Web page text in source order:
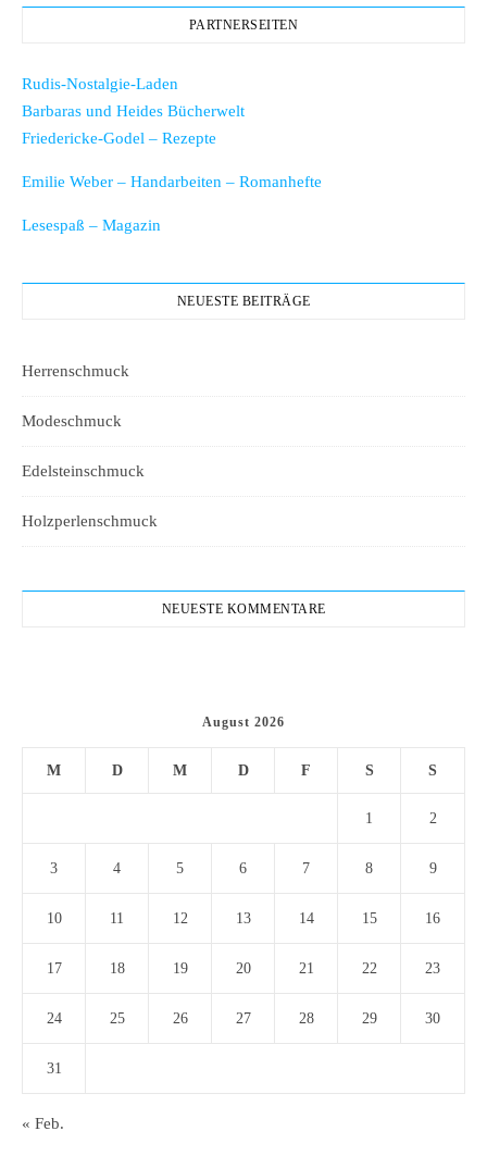
PARTNERSEITEN
Rudis-Nostalgie-Laden
Barbaras und Heides Bücherwelt
Friedericke-Godel – Rezepte
Emilie Weber – Handarbeiten – Romanhefte
Lesespaß – Magazin
NEUESTE BEITRÄGE
Herrenschmuck
Modeschmuck
Edelsteinschmuck
Holzperlenschmuck
NEUESTE KOMMENTARE
August 2026
M D M D F S S
1 2
3 4 5 6 7 8 9
10 11 12 13 14 15 16
17 18 19 20 21 22 23
24 25 26 27 28 29 30
31
« Feb.